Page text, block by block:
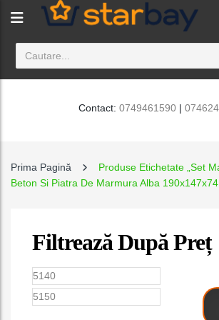
Contact: 0749461590|
Prima Pagină
Produse Etichetate „Set
Beton Si Piatra De Marmura Alba 190x147x74
Filtrează După Preț
Preț
minim